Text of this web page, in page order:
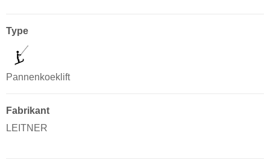
Type
Pannenkoeklift
Fabrikant
LEITNER